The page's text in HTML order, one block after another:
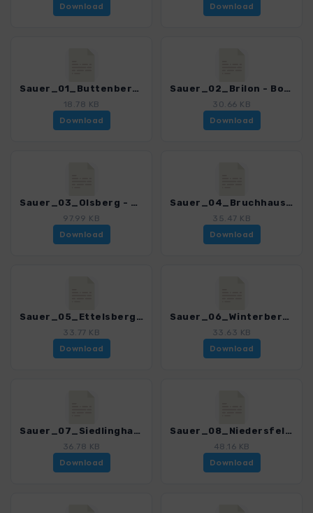
Download
Download
Sauer_01_Buttenberg - Helminghausen_4038_7.gpx
18.78 KB
Download
Sauer_02_Brilon - Borberg_4038_7.gpx
30.66 KB
Download
Sauer_03_Olsberg - Bruchhausen_4038_7.gpx
97.99 KB
Download
Sauer_04_Bruchhausen - Langenberg_4038_7.gpx
35.47 KB
Download
Sauer_05_Ettelsberg - Diemelquelle_4038_7.gpx
33.77 KB
Download
Sauer_06_Winterberg - Olsberg_4038_7.gpx
33.63 KB
Download
Sauer_07_Siedlinghausen - Hunau_4038_7.gpx
36.78 KB
Download
Sauer_08_Niedersfeld - Kuestelberg_4038_7.gpx
48.16 KB
Download